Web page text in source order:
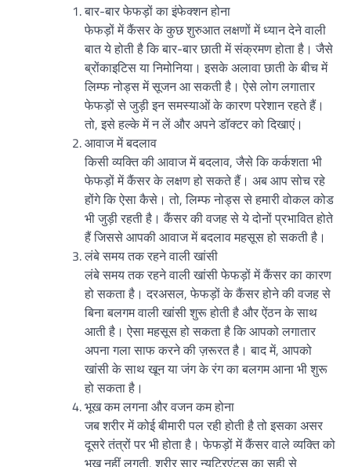
बार-बार फेफड़ों का इंफेक्शन होना
फेफड़ों में कैंसर के कुछ शुरुआत लक्षणों में ध्यान देने वाली
बात ये होती है कि बार-बार छाती में संक्रमण होता है। जैसे
ब्रोंकाइटिस या निमोनिया। इसके अलावा छाती के बीच में
लिम्फ नोड्स में सूजन आ सकती है। ऐसे लोग लगातार
फेफड़ों से जुड़ी इन समस्याओं के कारण परेशान रहते हैं।
तो, इसे हल्के में न लें और अपने डॉक्टर को दिखाएं।
आवाज में बदलाव
किसी व्यक्ति की आवाज में बदलाव, जैसे कि कर्कशता भी
फेफड़ों में कैंसर के लक्षण हो सकते हैं। अब आप सोच रहे
होंगे कि ऐसा कैसे। तो, लिम्फ नोड्स से हमारी वोकल कोड
भी जुड़ी रहती है। कैंसर की वजह से ये दोनों प्रभावित होते
हैं जिससे आपकी आवाज में बदलाव महसूस हो सकती है।
लंबे समय तक रहने वाली खांसी
लंबे समय तक रहने वाली खांसी फेफड़ों में कैंसर का कारण
हो सकता है। दरअसल, फेफड़ों के कैंसर होने की वजह से
बिना बलगम वाली खांसी शुरू होती है और ऐंठन के साथ
आती है। ऐसा महसूस हो सकता है कि आपको लगातार
अपना गला साफ करने की ज़रूरत है। बाद में, आपको
खांसी के साथ खून या जंग के रंग का बलगम आना भी शुरू
हो सकता है।
भूख कम लगना और वजन कम होना
जब शरीर में कोई बीमारी पल रही होती है तो इसका असर
दूसरे तंत्रों पर भी होता है। फेफड़ों में कैंसर वाले व्यक्ति को
भूख नहीं लगती, शरीर सार न्यूट्रिएंट्स का सही से